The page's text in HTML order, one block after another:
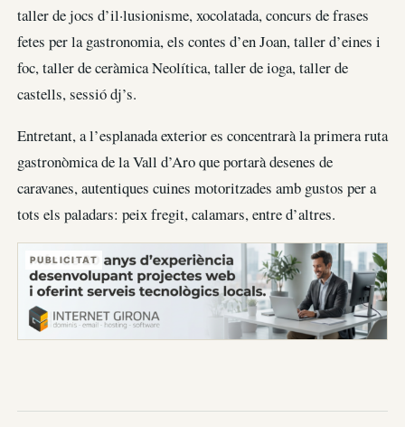
taller de jocs d’il·lusionisme, xocolatada, concurs de frases
fetes per la gastronomia, els contes d’en Joan, taller d’eines i
foc, taller de ceràmica Neolítica, taller de ioga, taller de
castells, sessió dj’s.
Entretant, a l’esplanada exterior es concentrarà la primera ruta
gastronòmica de la Vall d’Aro que portarà desenes de
caravanes, autentiques cuines motoritzades amb gustos per a
tots els paladars: peix fregit, calamars, entre d’altres.
PUBLICITAT